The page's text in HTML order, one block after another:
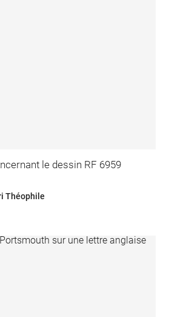
le dessin RF 6959
Théophile